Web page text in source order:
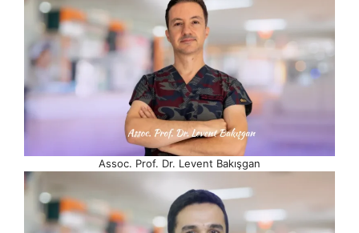
Assoc. Prof. Dr. Levent Bakışgan